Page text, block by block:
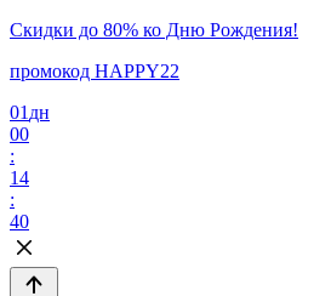
Скидки до 80% ко Дню Рождения!
промокод HAPPY22
01 дн
00
:
14
:
40